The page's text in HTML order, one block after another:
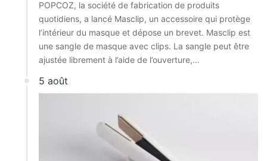
POPCOZ, la société de fabrication de produits
quotidiens, a lancé Masclip, un accessoire qui protège
l’intérieur du masque et dépose un brevet. Masclip est
une sangle de masque avec clips. La sangle peut être
ajustée librement à l’aide de l’ouverture,…
5 août